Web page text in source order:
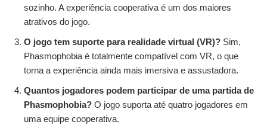
sozinho. A experiência cooperativa é um dos maiores
atrativos do jogo.
O jogo tem suporte para realidade virtual (VR)? Sim,
Phasmophobia é totalmente compatível com VR, o que
torna a experiência ainda mais imersiva e assustadora.
Quantos jogadores podem participar de uma partida de
Phasmophobia? O jogo suporta até quatro jogadores em
uma equipe cooperativa.